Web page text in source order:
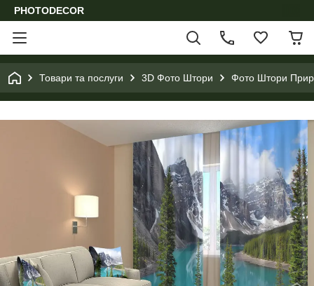
PHOTODECOR
Товари та послуги 3D Фото Штори Фото Штори